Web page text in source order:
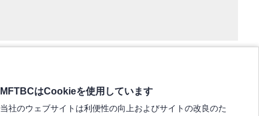
MFTBCはCookieを使用しています
当社のウェブサイトは利便性の向上およびサイトの改良のた